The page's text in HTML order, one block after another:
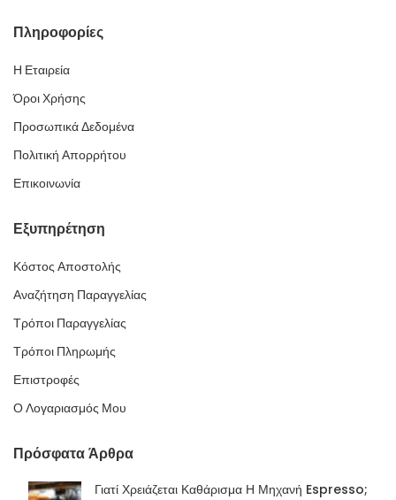
Πληροφορίες
Η Εταιρεία
Όροι Χρήσης
Προσωπικά Δεδομένα
Πολιτική Απορρήτου
Επικοινωνία
Εξυπηρέτηση
Κόστος Αποστολής
Αναζήτηση Παραγγελίας
Τρόποι Παραγγελίας
Τρόποι Πληρωμής
Επιστροφές
Ο Λογαριασμός Μου
Πρόσφατα Άρθρα
Γιατί Χρειάζεται Καθάρισμα Η Μηχανή Espresso;